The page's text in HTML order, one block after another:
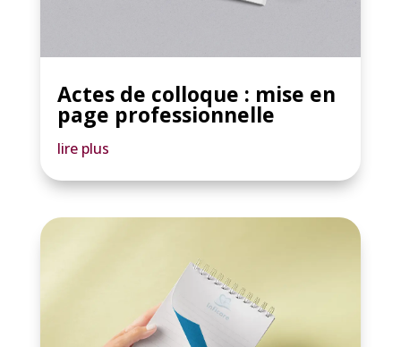
Actes de colloque : mise en
page professionnelle
lire plus